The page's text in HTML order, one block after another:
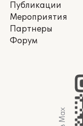
Публикации
Мероприятия
Партнеры
Форум